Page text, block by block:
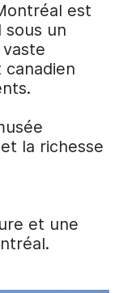
est
un
la richesse
et une